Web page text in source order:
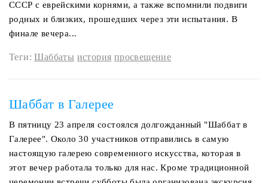
СССР с еврейскими корнями, а также вспомнили подвиги
родных и близких, прошедших через эти испытания. В
финале вечера...
Теги:Шаббаты история просвещение
Шаббат в Галерее
В пятницу 23 апреля состоялся долгожданный "Шаббат в
Галерее". Около 30 участников отправились в самую
настоящую галерею современного искусства, которая в
этот вечер работала только для нас. Кроме традиционной